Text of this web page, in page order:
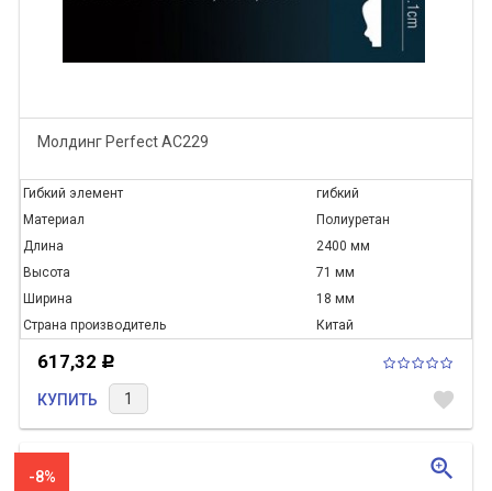
Молдинг Perfect AC229
Гибкий элемент
гибкий
Материал
Полиуретан
Длина
2400 мм
Высота
71 мм
Ширина
18 мм
Страна производитель
Китай
617,32 Р
КУПИТЬ favorite
-8% zoom_in